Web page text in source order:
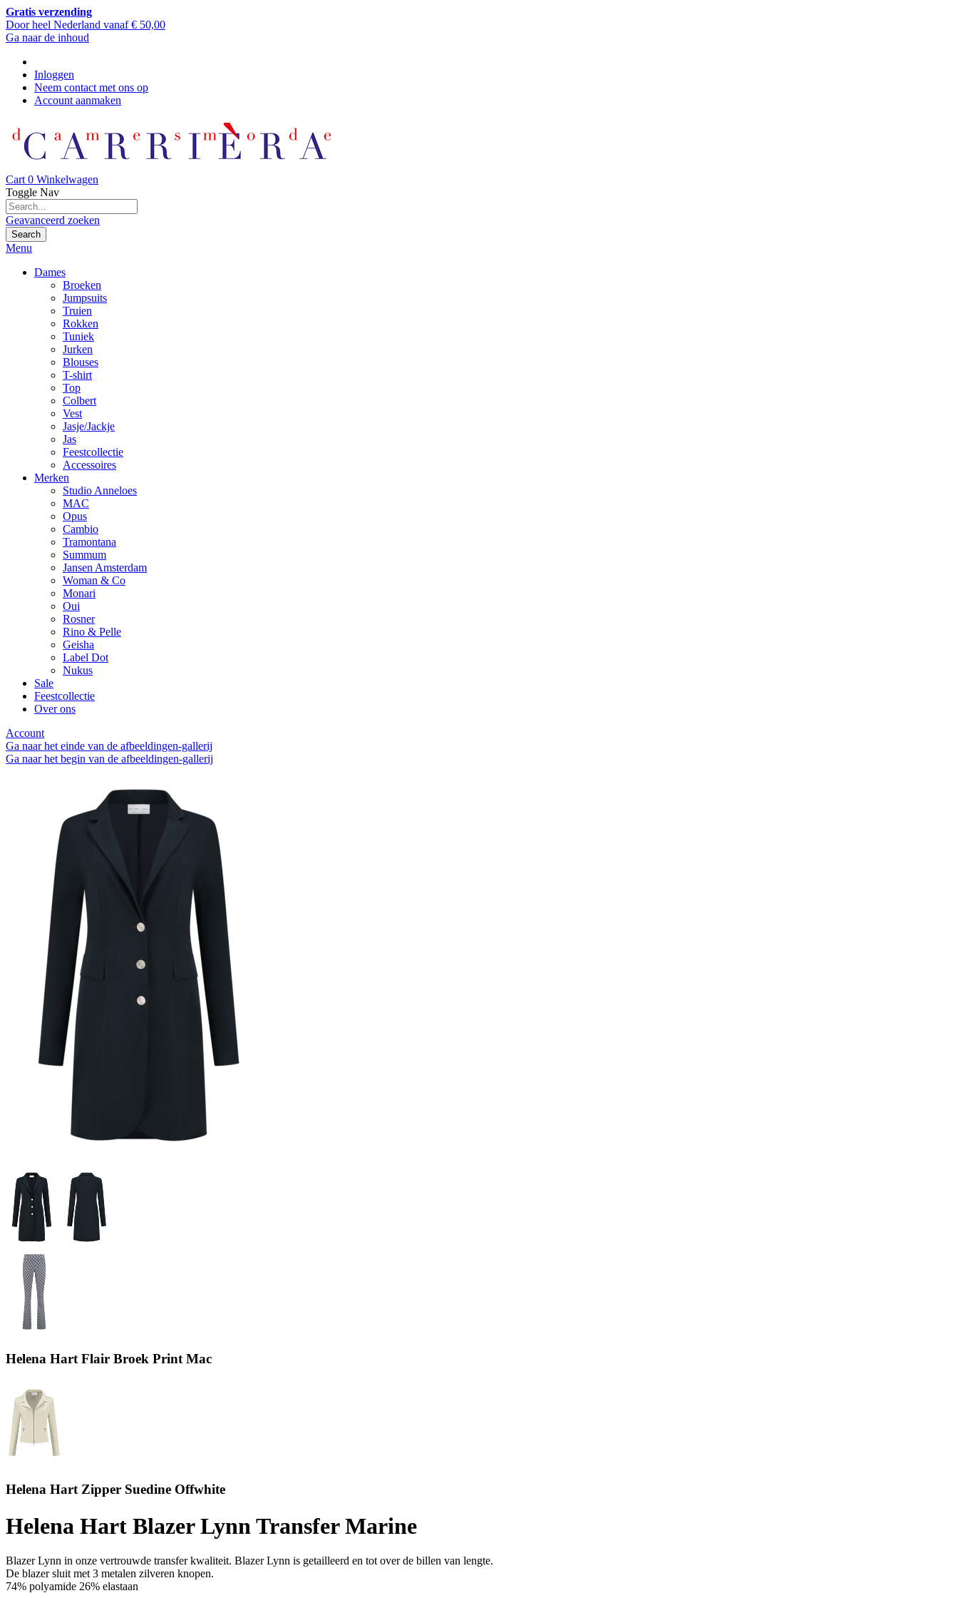
Gratis verzending
Door heel Nederland vanaf € 50,00
Ga naar de inhoud
Inloggen
Neem contact met ons op
Account aanmaken
Cart 0 Winkelwagen
Toggle Nav
Geavanceerd zoeken
Search
Menu
Dames
Broeken
Jumpsuits
Truien
Rokken
Tuniek
Jurken
Blouses
T-shirt
Top
Colbert
Vest
Jasje/Jackje
Jas
Feestcollectie
Accessoires
Merken
Studio Anneloes
MAC
Opus
Cambio
Tramontana
Summum
Jansen Amsterdam
Woman & Co
Monari
Oui
Rosner
Rino & Pelle
Geisha
Label Dot
Nukus
Sale
Feestcollectie
Over ons
Account
Ga naar het einde van de afbeeldingen-gallerij
Ga naar het begin van de afbeeldingen-gallerij
Helena Hart Flair Broek Print Mac
Helena Hart Zipper Suedine Offwhite
Helena Hart Blazer Lynn Transfer Marine
Blazer Lynn in onze vertrouwde transfer kwaliteit. Blazer Lynn is getailleerd en tot over de billen van lengte.
De blazer sluit met 3 metalen zilveren knopen.
74% polyamide 26% elastaan